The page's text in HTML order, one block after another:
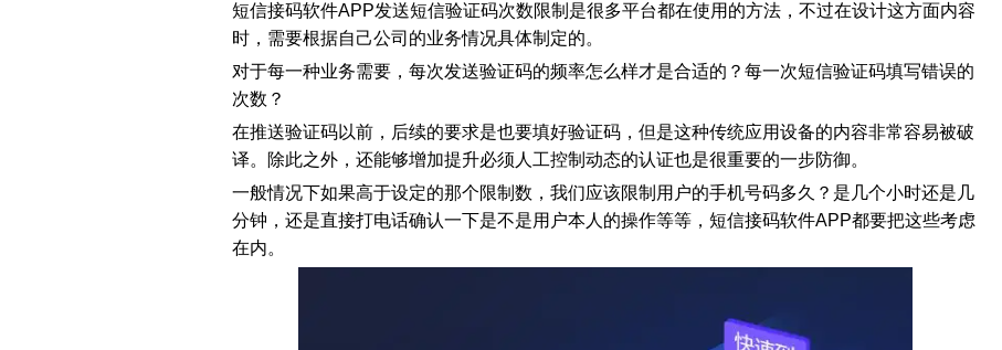
短信接码软件APP发送短信验证码次数限制是很多平台都在使用的方法，不过在设计这方面内容
时，需要根据自己公司的业务情况具体制定的。
对于每一种业务需要，每次发送验证码的频率怎么样才是合适的？每一次短信验证码填写错误的
次数？
在推送验证码以前，后续的要求是也要填好验证码，但是这种传统应用设备的内容非常容易被破
译。除此之外，还能够增加提升必须人工控制动态的认证也是很重要的一步防御。
一般情况下如果高于设定的那个限制数，我们应该限制用户的手机号码多久？是几个小时还是几
分钟，还是直接打电话确认一下是不是用户本人的操作等等，短信接码软件APP都要把这些考虑
在内。